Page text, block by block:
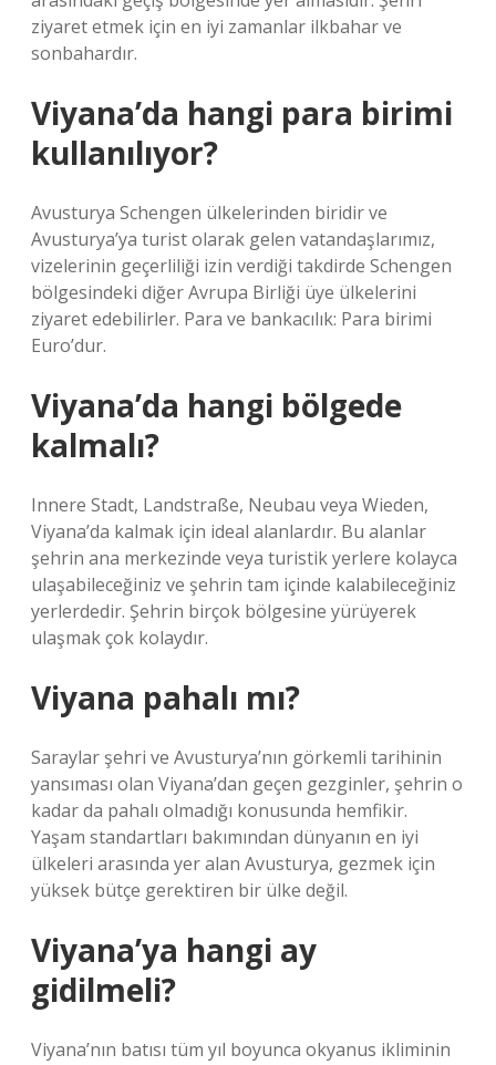
ziyaret etmek için en iyi zamanlar ilkbahar ve
sonbahardır.
Viyana’da hangi para birimi
kullanılıyor?
Avusturya Schengen ülkelerinden biridir ve
Avusturya’ya turist olarak gelen vatandaşlarımız,
vizelerinin geçerliliği izin verdiği takdirde Schengen
bölgesindeki diğer Avrupa Birliği üye ülkelerini
ziyaret edebilirler. Para ve bankacılık: Para birimi
Euro’dur.
Viyana’da hangi bölgede
kalmalı?
Innere Stadt, Landstraße, Neubau veya Wieden,
Viyana’da kalmak için ideal alanlardır. Bu alanlar
şehrin ana merkezinde veya turistik yerlere kolayca
ulaşabileceğiniz ve şehrin tam içinde kalabileceğiniz
yerlerdedir. Şehrin birçok bölgesine yürüyerek
ulaşmak çok kolaydır.
Viyana pahalı mı?
Saraylar şehri ve Avusturya’nın görkemli tarihinin
yansıması olan Viyana’dan geçen gezginler, şehrin o
kadar da pahalı olmadığı konusunda hemfikir.
Yaşam standartları bakımından dünyanın en iyi
ülkeleri arasında yer alan Avusturya, gezmek için
yüksek bütçe gerektiren bir ülke değil.
Viyana’ya hangi ay
gidilmeli?
Viyana’nın batısı tüm yıl boyunca okyanus ikliminin